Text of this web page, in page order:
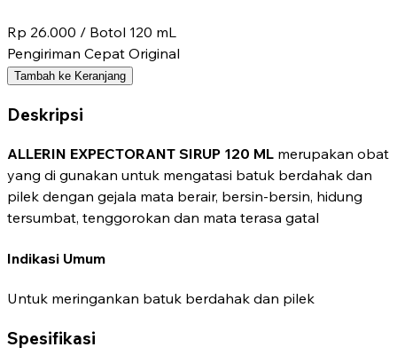
Rp 26.000 / Botol 120 mL
Pengiriman Cepat Original
Tambah ke Keranjang
Deskripsi
ALLERIN EXPECTORANT SIRUP 120 ML merupakan obat
yang di gunakan untuk mengatasi batuk berdahak dan
pilek dengan gejala mata berair, bersin-bersin, hidung
tersumbat, tenggorokan dan mata terasa gatal
Indikasi Umum
Untuk meringankan batuk berdahak dan pilek
Spesifikasi